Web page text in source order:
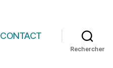
CONTACT
Rechercher